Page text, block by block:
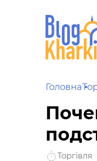
Головна
Торгівля